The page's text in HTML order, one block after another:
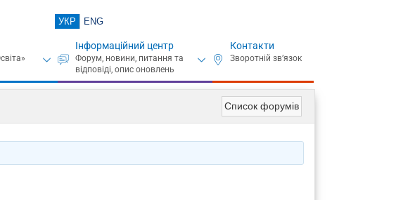
УКР ENG
Інформаційний центр Контакти
Список форумів